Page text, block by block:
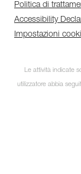
Politica di
Accessibility
Impostazioni
Le attività indicate
utilizzatore abbia